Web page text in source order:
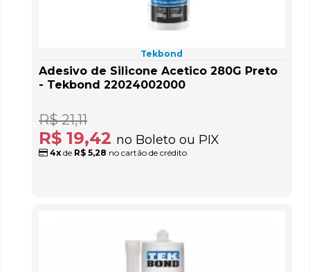
Tekbond
Adesivo de Silicone Acetico 280G Preto
- Tekbond 22024002000
R$ 19,42 no Boleto ou PIX
R$ 21,11
4x de R$ 5,28 no cartão de crédito